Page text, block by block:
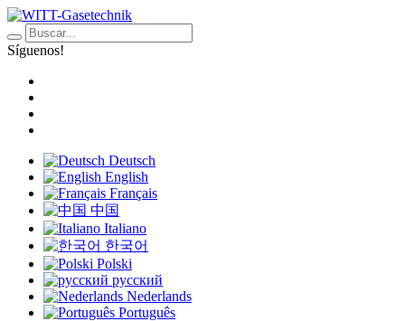
Síguenos!
Deutsch
English
Français
中国
Italiano
한국어
Polski
русский
Nederlands
Português